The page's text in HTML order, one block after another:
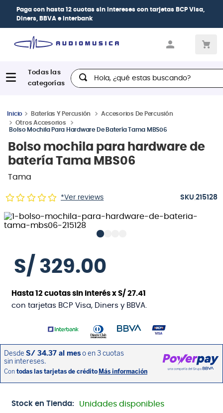
Paga con hasta 12 cuotas sin intereses con tarjetas BCP Visa,
Diners, BBVA e Interbank
Hola, ¿qué estas buscando?
Baterías Y Percusión
Accesorios De Percusión
Otros Accesorios
Bolso Mochila Para Hardware De Batería Tama MBS06
Bolso mochila para hardware de
batería Tama MBS06
Tama
*Ver reviews :215128
S/ 329.00
Hasta12 cuotas sin interés xS/ 27.41
con tarjetas BCP Visa, Diners y BBVA.
Stock en Tienda: Unidades disponibles